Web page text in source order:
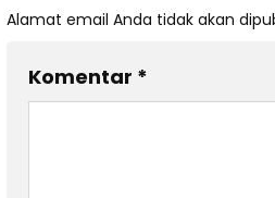
Alamat email Anda tidak akan
Komentar *